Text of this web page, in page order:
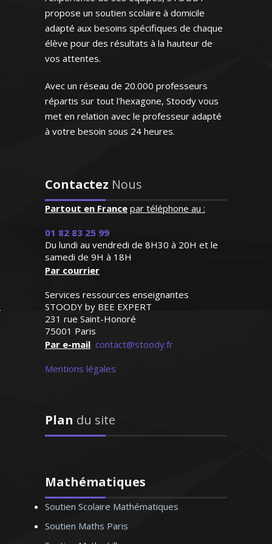
très grande
doué pour
il prépare
ses cours.
modèle"
(Marseille,
supérieur)
relationnel, la
sur le dialogue sont
un climat positif
– Professeur
je mets mon
expérience au
en difficultés
– Professeur
– Marseille
chimie et
les sciences et
du supérieur.
à assurer un
pédagogique
propose un soutien scolaire à domicile
adapté aux besoins spécifiques de chaque
élève pour des résultats à la hauteur de
vos attentes.
Avec un réseau de 20.000 professeurs
répartis sur tout l'hexagone, Stoody vous
met en relation avec le professeur adapté
à votre besoin sous 24 heures.
Contactez Nous
Partout en France par téléphone au :
01 82 83 25 99
Du lundi au vendredi de 8H30 à 20H et le
samedi de 9H à 18H
Par courrier
Services ressources enseignantes
STOODY by BEE EXPERT
231 rue Saint-Honoré
75001 Paris
Par e-mail contact@stoody.fr
Mentions légales
Plan du site
Mathématiques
Soutien Scolaire Mathématiques
Soutien Maths Paris